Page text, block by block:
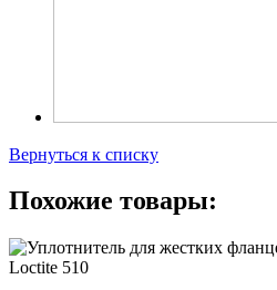
Вернуться к списку
Похожие товары: